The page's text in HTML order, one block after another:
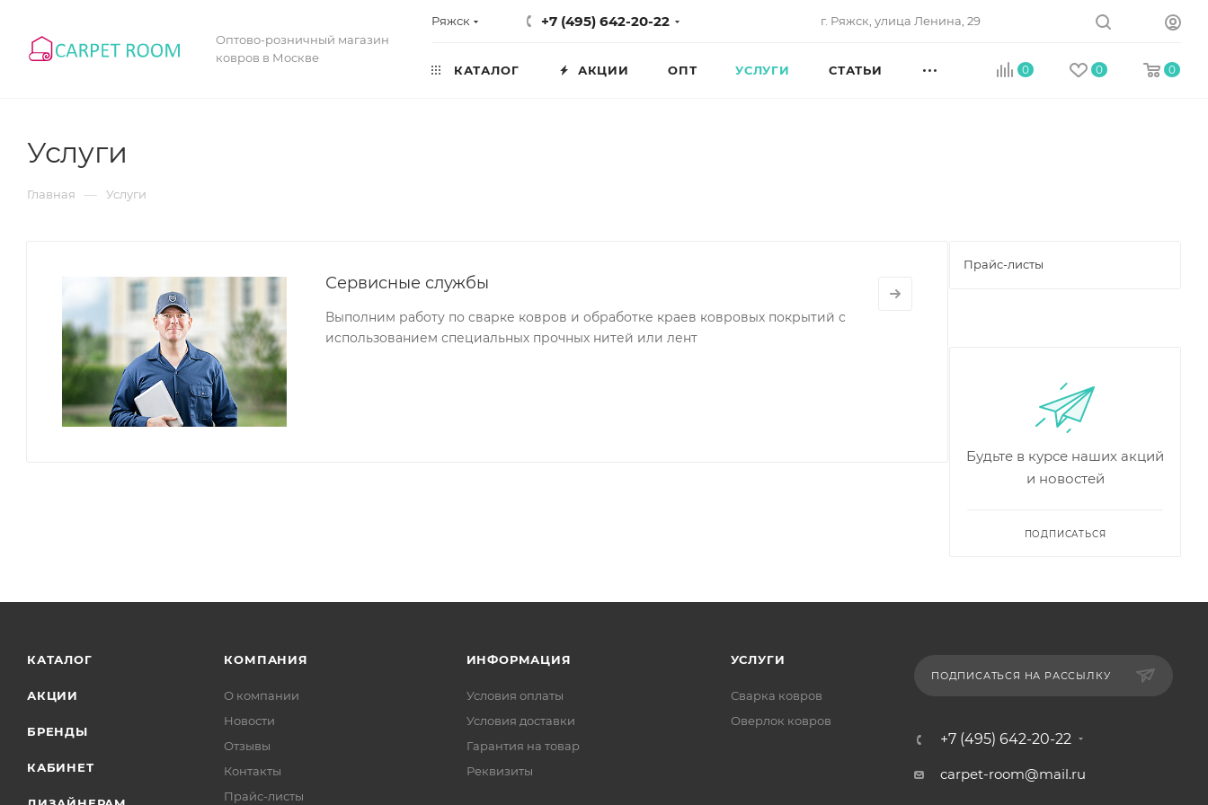
Оптово-розничный магазин
ковров в Москве
Ряжск +7 (495) 642-20-22 г. Ряжск, улица Ленина, 29
0 0 0
КАТАЛОГ АКЦИИ ОПТ УСЛУГИ СТАТЬИ
Услуги
Главная — Услуги
Сервисные службы
Выполним работу по сварке ковров и обработке краев ковровых покрытий с
использованием специальных прочных нитей или лент
Прайс-листы
Будьте в курсе наших акций
и новостей
ПОДПИСАТЬСЯ
КАТАЛОГ
АКЦИИ
БРЕНДЫ
КАБИНЕТ
КОМПАНИЯ
О компании
Новости
Отзывы
Контакты
Прайс-листы
ИНФОРМАЦИЯ
Условия оплаты
Условия доставки
Гарантия на товар
Реквизиты
УСЛУГИ
Сварка ковров
Оверлок ковров
ПОДПИСАТЬСЯ НА РАССЫЛКУ
+7 (495) 642-20-22
carpet-room@mail.ru